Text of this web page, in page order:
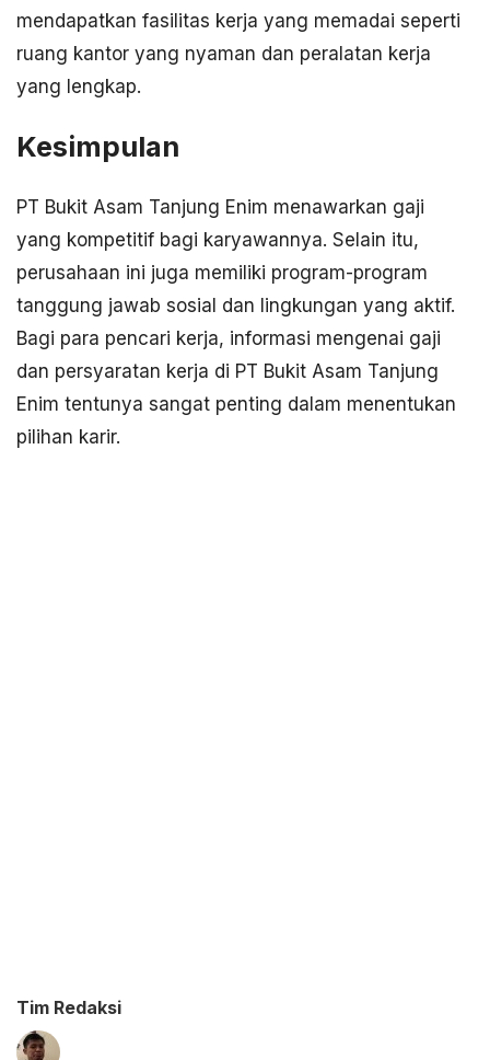
mendapatkan fasilitas kerja yang memadai seperti
ruang kantor yang nyaman dan peralatan kerja
yang lengkap.
Kesimpulan
PT Bukit Asam Tanjung Enim menawarkan gaji
yang kompetitif bagi karyawannya. Selain itu,
perusahaan ini juga memiliki program-program
tanggung jawab sosial dan lingkungan yang aktif.
Bagi para pencari kerja, informasi mengenai gaji
dan persyaratan kerja di PT Bukit Asam Tanjung
Enim tentunya sangat penting dalam menentukan
pilihan karir.
Tim Redaksi